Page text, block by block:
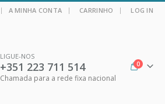
| A MINHA CONTA CARRINHO LOG IN
LIGUE-NOS
+351 223 711 514
Chamada para a rede fixa nacional
0